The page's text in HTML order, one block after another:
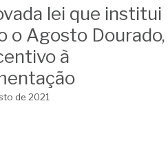
lei que institui
o Agosto Dourado,
à
de 2021